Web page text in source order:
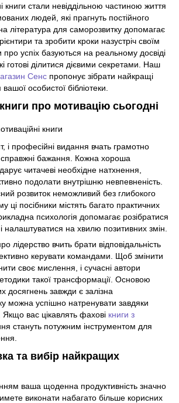
книги стали невіддільною частиною життя
людей, які прагнуть постійного
література для саморозвитку допомагає
та зробити кроки назустріч своїм
про успіх базуються на реальному досвіді
готові ділитися дієвими секретами. Наш
Сенс пропонує зібрати найкращі
особистої бібліотеки.
про мотивацію сьогодні
і професійні видання вчать грамотно
бажання. Кожна хороша
читачеві необхідне натхнення,
подолати внутрішню невпевненість.
розвиток неможливий без глибокого
ці посібники містять багато практичних
психологія допомагає розібратися
налаштуватися на хвилю позитивних змін.
лідерство вчить брати відповідальність
керувати командами. Щоб змінити
своє мислення, і сучасні автори
такої трансформації. Основою
досягнень завжди є залізна
можна успішно натренувати завдяки
Якщо вас цікавлять фахові книги з
стануть потужним інструментом для
та вибір найкращих
ваша щоденна продуктивність значно
виконати набагато більше корисних